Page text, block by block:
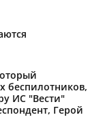
беспилотников,
ИС "Вести"
Герой